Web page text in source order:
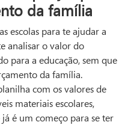
da família
escolas para te ajudar a
analisar o valor do
para a educação, sem que
da família.
com os valores de
materiais escolares,
é um começo para se ter